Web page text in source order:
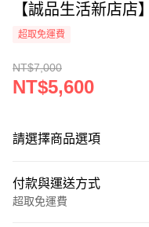
【誠品生活新店店
超取免運費
NT$7,000
NT$5,600
請選擇商品選項
付款與運送方式
超取免運費